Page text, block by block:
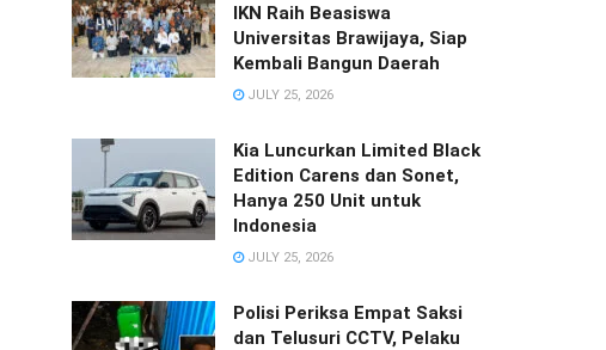
IKN Raih Beasiswa
Universitas Brawijaya, Siap
Kembali Bangun Daerah
JULY 25, 2026
Kia Luncurkan Limited Black
Edition Carens dan Sonet,
Hanya 250 Unit untuk
Indonesia
JULY 25, 2026
Polisi Periksa Empat Saksi
dan Telusuri CCTV, Pelaku